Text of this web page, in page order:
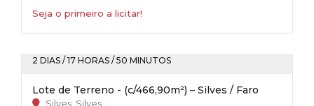
Seja o primeiro a licitar!
2 DIAS / 17 HORAS / 50 MINUTOS
Lote de Terreno - (c/466,90m²) – Silves / Faro
Silves, Silves